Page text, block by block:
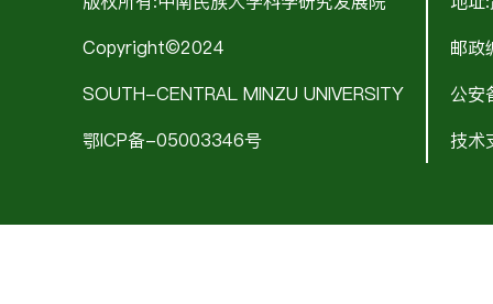
Copyright©2024
SOUTH-CENTRAL MINZU UNIVERSITY
鄂ICP备-05003346号
邮政
公
技术